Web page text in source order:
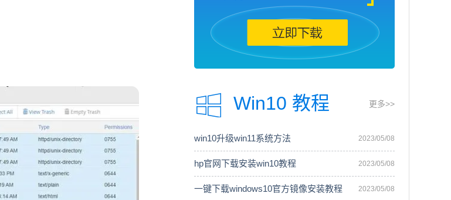
Win10 教程 更多>>
win10升级win11系统方法 2023/05/08
hp官网下载安装win10教程 2023/05/08
一键下载windows10官方镜像安装教程 2023/05/08